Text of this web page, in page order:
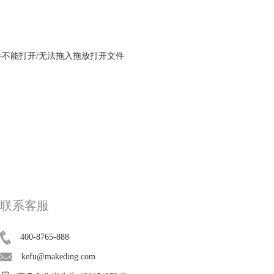
能打开/无法拖入拖放打开文件
联系客服
400-8765-888
kefu@makeding.com